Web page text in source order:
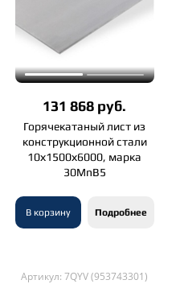
131 868 руб.
Горячекатаный лист из
конструкционной стали
10х1500х6000, марка
30MnB5
В корзину Подробнее
Артикул: 7QYV (953743301)